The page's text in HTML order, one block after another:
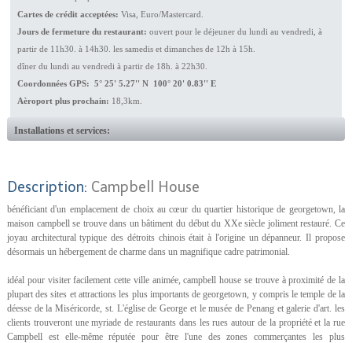
Cartes de crédit acceptées: Visa, Euro/Mastercard.
Jours de fermeture du restaurant: ouvert pour le déjeuner du lundi au vendredi, à
partir de 11h30. à 14h30. les samedis et dimanches de 12h à 15h.
dîner du lundi au vendredi à partir de 18h. à 22h30.
Coordonnées GPS: 5° 25' 5.27'' N 100° 20' 0.83'' E
Aèroport plus prochain: 18,3km.
Installations et services:
Description: Campbell House
bénéficiant d'un emplacement de choix au cœur du quartier historique de georgetown, la
maison campbell se trouve dans un bâtiment du début du XXe siècle joliment restauré. Ce
joyau architectural typique des détroits chinois était à l'origine un dépanneur. Il propose
désormais un hébergement de charme dans un magnifique cadre patrimonial.
idéal pour visiter facilement cette ville animée, campbell house se trouve à proximité de la
plupart des sites et attractions les plus importants de georgetown, y compris le temple de la
déesse de la Miséricorde, st. L'église de George et le musée de Penang et galerie d'art. les
clients trouveront une myriade de restaurants dans les rues autour de la propriété et la rue
Campbell est elle-même réputée pour être l'une des zones commerçantes les plus